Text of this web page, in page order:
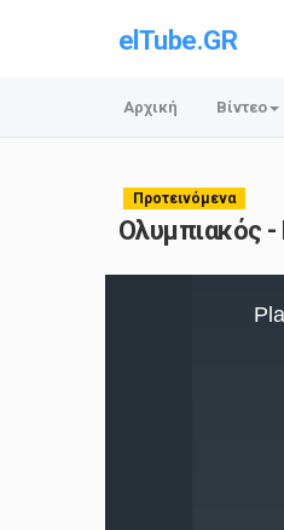
elTube.GR
Αρχική Βίντεο
Προτεινόμενα
Ολυμπιακός